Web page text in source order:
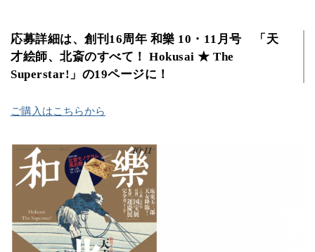
応募詳細は、創刊16周年 和樂 10・11月号 「天
才絵師、北斎のすべて！ Hokusai ★ The
Superstar!」の19ページに！
ご購入はこちらから